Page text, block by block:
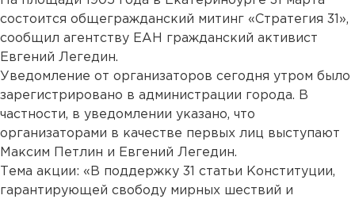
состоится общегражданский митинг «Стратегия 31»,
сообщил агентству ЕАН гражданский активист
Евгений Легедин.
Уведомление от организаторов сегодня утром было
зарегистрировано в администрации города. В
частности, в уведомлении указано, что
организаторами в качестве первых лиц выступают
Максим Петлин и Евгений Легедин.
Тема акции: «В поддержку 31 статьи Конституции,
гарантирующей свободу мирных шествий и